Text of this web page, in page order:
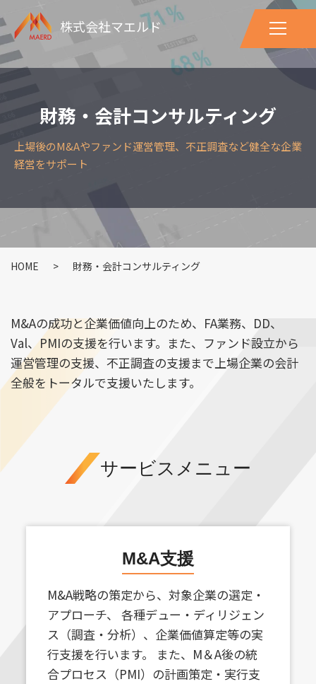
株式会社マエルド
財務・会計コンサルティング
上場後のM&Aやファンド運営管理、不正調査など健全な企業
経営をサポート
HOME > 財務・会計コンサルティング
M&Aの成功と企業価値向上のため、FA業務、DD、
Val、PMIの支援を行います。また、ファンド設立から
運営管理の支援、不正調査の支援まで上場企業の会計
全般をトータルで支援いたします。
サービスメニュー
M&A支援
M&A戦略の策定から、対象企業の選定・
アプローチ、 各種デュー・ディリジェン
ス（調査・分析）、企業価値算定等の実
行支援を行います。 また、M＆A後の統
合プロセス（PMI）の計画策定・実行支